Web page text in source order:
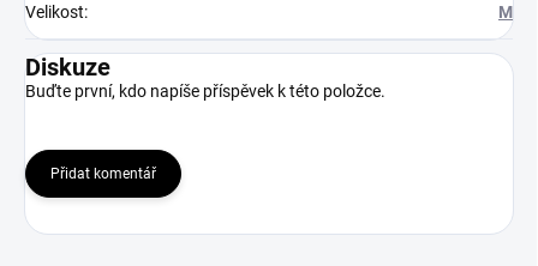
Velikost: M
Diskuze
Buďte první, kdo napíše příspěvek k této položce.
Přidat komentář